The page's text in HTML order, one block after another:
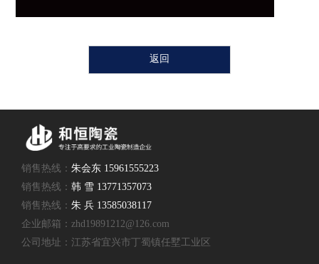
返回
销售热线： 朱会东 15961555223
销售热线： 韩 雪 13771357073
销售热线： 朱 兵 13585038117
企业邮箱：zhd19891212@126.com
公司地址：江苏省宜兴市丁蜀镇任墅工业区